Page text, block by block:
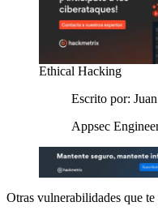
Ethical Hacking
Escrito por:
Appsec
Otras vulnerabilidades que